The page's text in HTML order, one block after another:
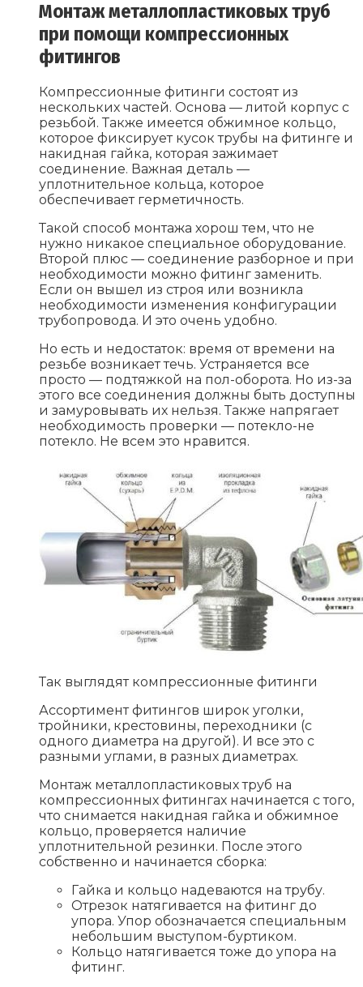
Монтаж металлопластиковых труб
при помощи компрессионных
фитингов
Компрессионные фитинги состоят из
нескольких частей. Основа — литой корпус с
резьбой. Также имеется обжимное кольцо,
которое фиксирует кусок трубы на фитинге и
накидная гайка, которая зажимает
соединение. Важная деталь —
уплотнительное кольца, которое
обеспечивает герметичность.
Такой способ монтажа хорош тем, что не
нужно никакое специальное оборудование.
Второй плюс — соединение разборное и при
необходимости можно фитинг заменить.
Если он вышел из строя или возникла
необходимости изменения конфигурации
трубопровода. И это очень удобно.
Но есть и недостаток: время от времени на
резьбе возникает течь. Устраняется все
просто — подтяжкой на пол-оборота. Но из-за
этого все соединения должны быть доступны
и замуровывать их нельзя. Также напрягает
необходимость проверки — потекло-не
потекло. Не всем это нравится.
Так выглядят компрессионные фитинги
Ассортимент фитингов широк уголки,
тройники, крестовины, переходники (с
одного диаметра на другой). И все это с
разными углами, в разных диаметрах.
Монтаж металлопластиковых труб на
компрессионных фитингах начинается с того,
что снимается накидная гайка и обжимное
кольцо, проверяется наличие
уплотнительной резинки. После этого
собственно и начинается сборка:
Гайка и кольцо надеваются на трубу.
Отрезок натягивается на фитинг до
упора. Упор обозначается специальным
небольшим выступом-буртиком.
Кольцо натягивается тоже до упора на
фитинг.